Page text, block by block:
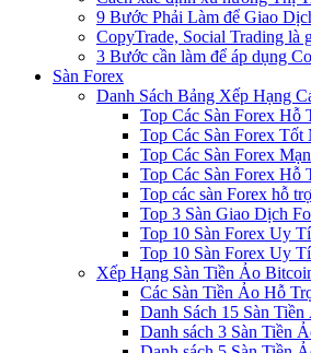
9 Bước Phải Làm để Giao
CopyTrade, Social Trading là
3 Bước cần làm để áp dụng
Sàn Forex
Danh Sách Bảng Xếp Hạng
Top Các Sàn Forex
Top Các Sàn Forex
Top Các Sàn Forex
Top Các Sàn Forex
Top các sàn Forex hỗ
Top 3 Sàn Giao Dịch
Top 10 Sàn Forex Uy
Top 10 Sàn Forex Uy
Xếp Hạng Sàn Tiền Ảo
Các Sàn Tiền Ảo Hỗ
Danh Sách 15 Sàn
Danh sách 3 Sàn Tiền